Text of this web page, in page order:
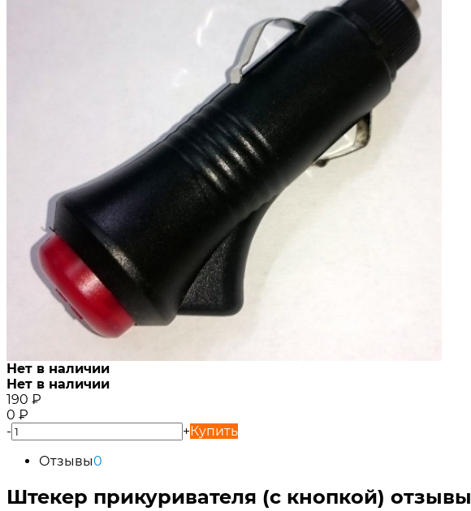
Нет в наличии
Нет в наличии
190 ₽
0 ₽
-
+Купить
Отзывы0
Штекер прикуривателя (с кнопкой) отзывы